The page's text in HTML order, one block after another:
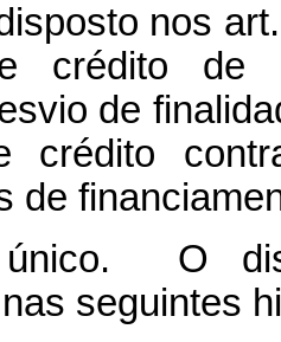
nos
crédito de
de
crédito
de
único. O
seguintes